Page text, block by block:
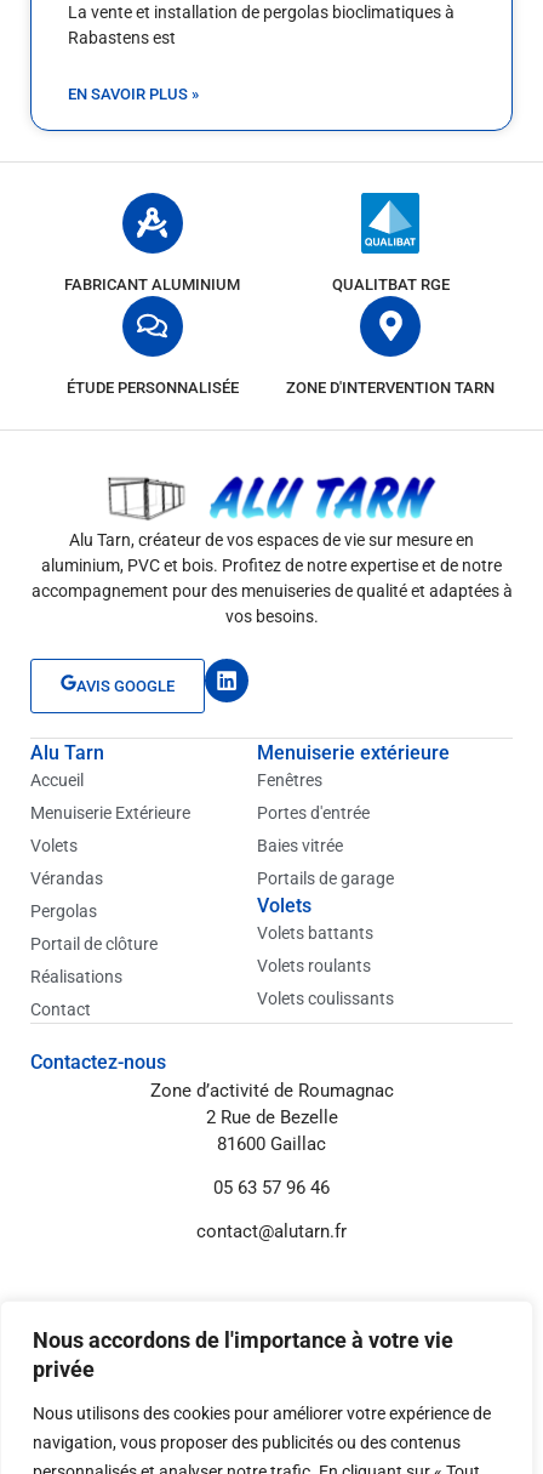
Nous accordons de l'importance à votre vie
privée
Nous utilisons des cookies pour améliorer votre expérience de
navigation, vous proposer des publicités ou des contenus
La vente et installation de pergolas bioclimatiques à
Rabastens est
EN SAVOIR PLUS »
FABRICANT ALUMINIUM QUALITBAT RGE
ÉTUDE PERSONNALISÉE ZONE D'INTERVENTION TARN
Alu Tarn, créateur de vos espaces de vie sur mesure en
aluminium, PVC et bois. Profitez de notre expertise et de notre
accompagnement pour des menuiseries de qualité et adaptées à
vos besoins.
AVIS GOOGLE
L
i
k
Alu Tarn
Accueil
Menuiserie Extérieure
Volets
Vérandas
Pergolas
Portail de clôture
Réalisations
Contact
Menuiserie extérieure
Fenêtres
Portes d'entrée
Baies vitrée
Portails de garage
Volets
Volets battants
Volets roulants
Volets coulissants
Contactez-nous
Zone d’activité de Roumagnac
2 Rue de Bezelle
81600 Gaillac
05 63 57 96 46
contact@alutarn.fr
Informations annexes
Mentions légales
Politique de confidentialité